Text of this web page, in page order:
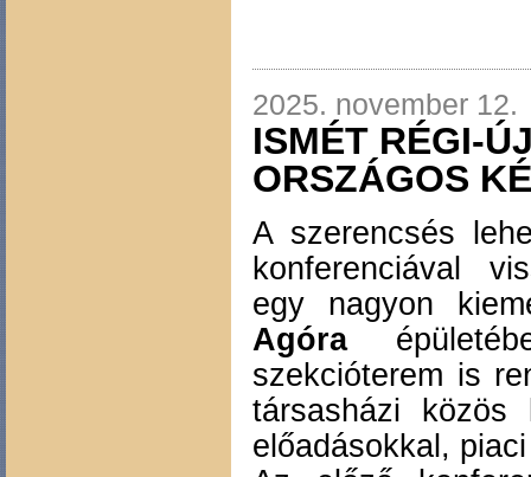
2025. november 12.
ISMÉT RÉGI-
ORSZÁGOS
A szerencsés
konferenciával
egy nagyon
Agóra
szekcióterem is
társasházi közös
előadásokkal,